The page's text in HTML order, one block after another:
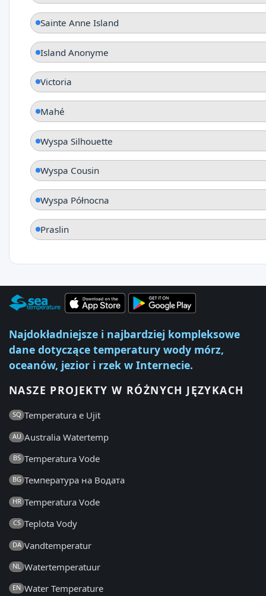
Sainte Anne Island
Island Anonyme
Victoria
Mahé
Wyspa Silhouette
Wyspa Cousin
Wyspa Północna
Praslin
Najdokładniejsze i najbardziej kompleksowe
dane dotyczące temperatury wody mórz,
oceanów, jezior i rzek w Internecie.
NASZE PROJEKTY W RÓŻNYCH JĘZYKACH
SQ Temperatura e Ujit
AU Australia Watertemp
BS Temperatura Vode
BG Температура на Водата
HR Temperatura Vode
CS Teplota Vody
DA Vandtemperatur
NL Watertemperatuur
EN Water Temperature